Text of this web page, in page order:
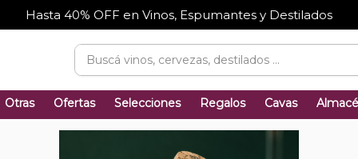
Hasta 40% OFF en Vinos, Espumantes y Destilados
Otras Ofertas Selecciones Regalos Cavas